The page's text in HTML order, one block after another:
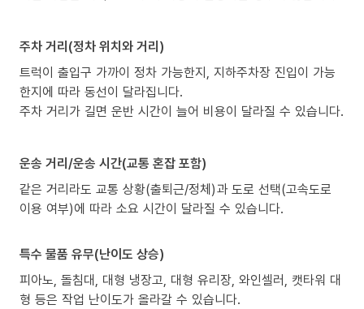
주차 거리(정차 위치와 거리)
트럭이 출입구 가까이 정차 가능한지, 지하주차장 진입이 가능
한지에 따라 동선이 달라집니다.
주차 거리가 길면 운반 시간이 늘어 비용이 달라질 수 있습니다.
운송 거리/운송 시간(교통 혼잡 포함)
같은 거리라도 교통 상황(출퇴근/정체)과 도로 선택(고속도로
이용 여부)에 따라 소요 시간이 달라질 수 있습니다.
특수 물품 유무(난이도 상승)
피아노, 돌침대, 대형 냉장고, 대형 유리장, 와인셀러, 캣타워 대
형 등은 작업 난이도가 올라갈 수 있습니다.